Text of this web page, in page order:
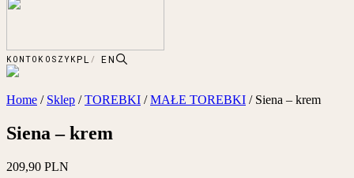
KONTO KOSZYKPL EN
Home / Sklep /TOREBKI /MAŁE TOREBKI / Siena – krem
Siena – krem
209,90 PLN